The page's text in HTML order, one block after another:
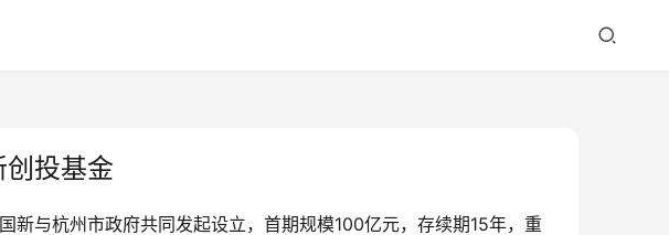
投基金
与杭州市政府共同发起设立，首期规模100亿元，存续期15年，重